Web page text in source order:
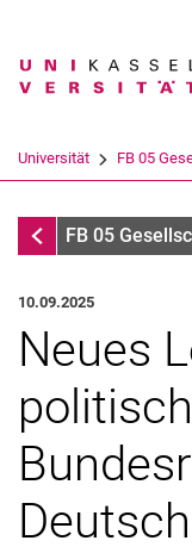
Suchbegriff
Universität FB 05
Infothek
FB 05
10.09.2025
Neues